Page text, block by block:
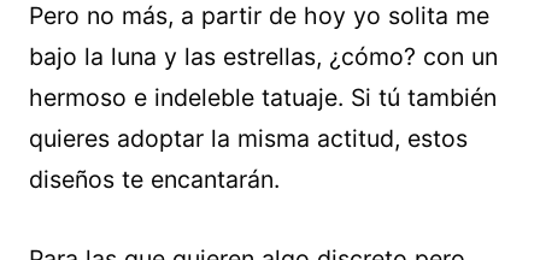
Pero no más, a partir de hoy yo solita me
bajo la luna y las estrellas, ¿cómo? con un
hermoso e indeleble tatuaje. Si tú también
quieres adoptar la misma actitud, estos
diseños te encantarán.